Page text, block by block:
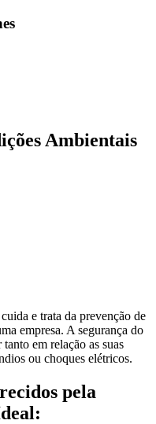
Ambientais
e trata da prevenção de
empresa. A segurança do
em relação as suas
ou choques elétricos.
pela